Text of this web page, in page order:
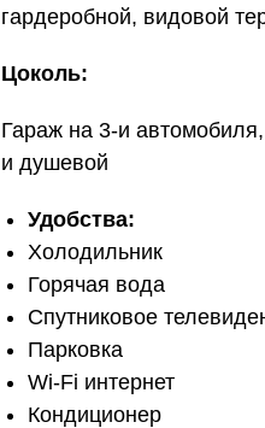
гардеробной, видовой
Цоколь:
Гараж на 3-и
и душевой
Удобства:
Холодильник
Горячая вода
Спутниковое
Парковка
Wi-Fi интернет
Кондиционер